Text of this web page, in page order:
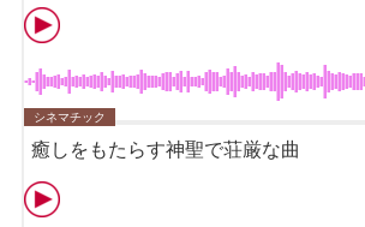
癒しをもたらす神聖で荘厳な曲
シネマチック